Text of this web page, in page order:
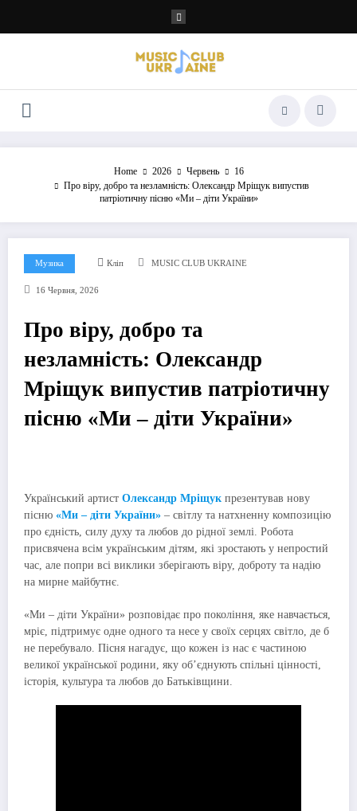
контенту
Home 2026 Червень
16
Про віру, добро та незламність: Олександр Мріщук випустив
патріотичну пісню «Ми – діти України»
Музика Кліп MUSIC CLUB UKRAINE
16 Червня, 2026
Про віру, добро та
незламність: Олександр
Мріщук випустив патріотичну
пісню «Ми – діти України»
Український артист Олександр Мріщук презентував нову
пісню «Ми – діти України» – світлу та натхненну композицію
про єдність, силу духу та любов до рідної землі. Робота
присвячена всім українським дітям, які зростають у непростий
час, але попри всі виклики зберігають віру, доброту та надію
на мирне майбутнє.
«Ми – діти України» розповідає про покоління, яке навчається,
мріє, підтримує одне одного та несе у своїх серцях світло, де б
не перебувало. Пісня нагадує, що кожен із нас є частиною
великої української родини, яку об’єднують спільні цінності,
історія, культура та любов до Батьківщини.